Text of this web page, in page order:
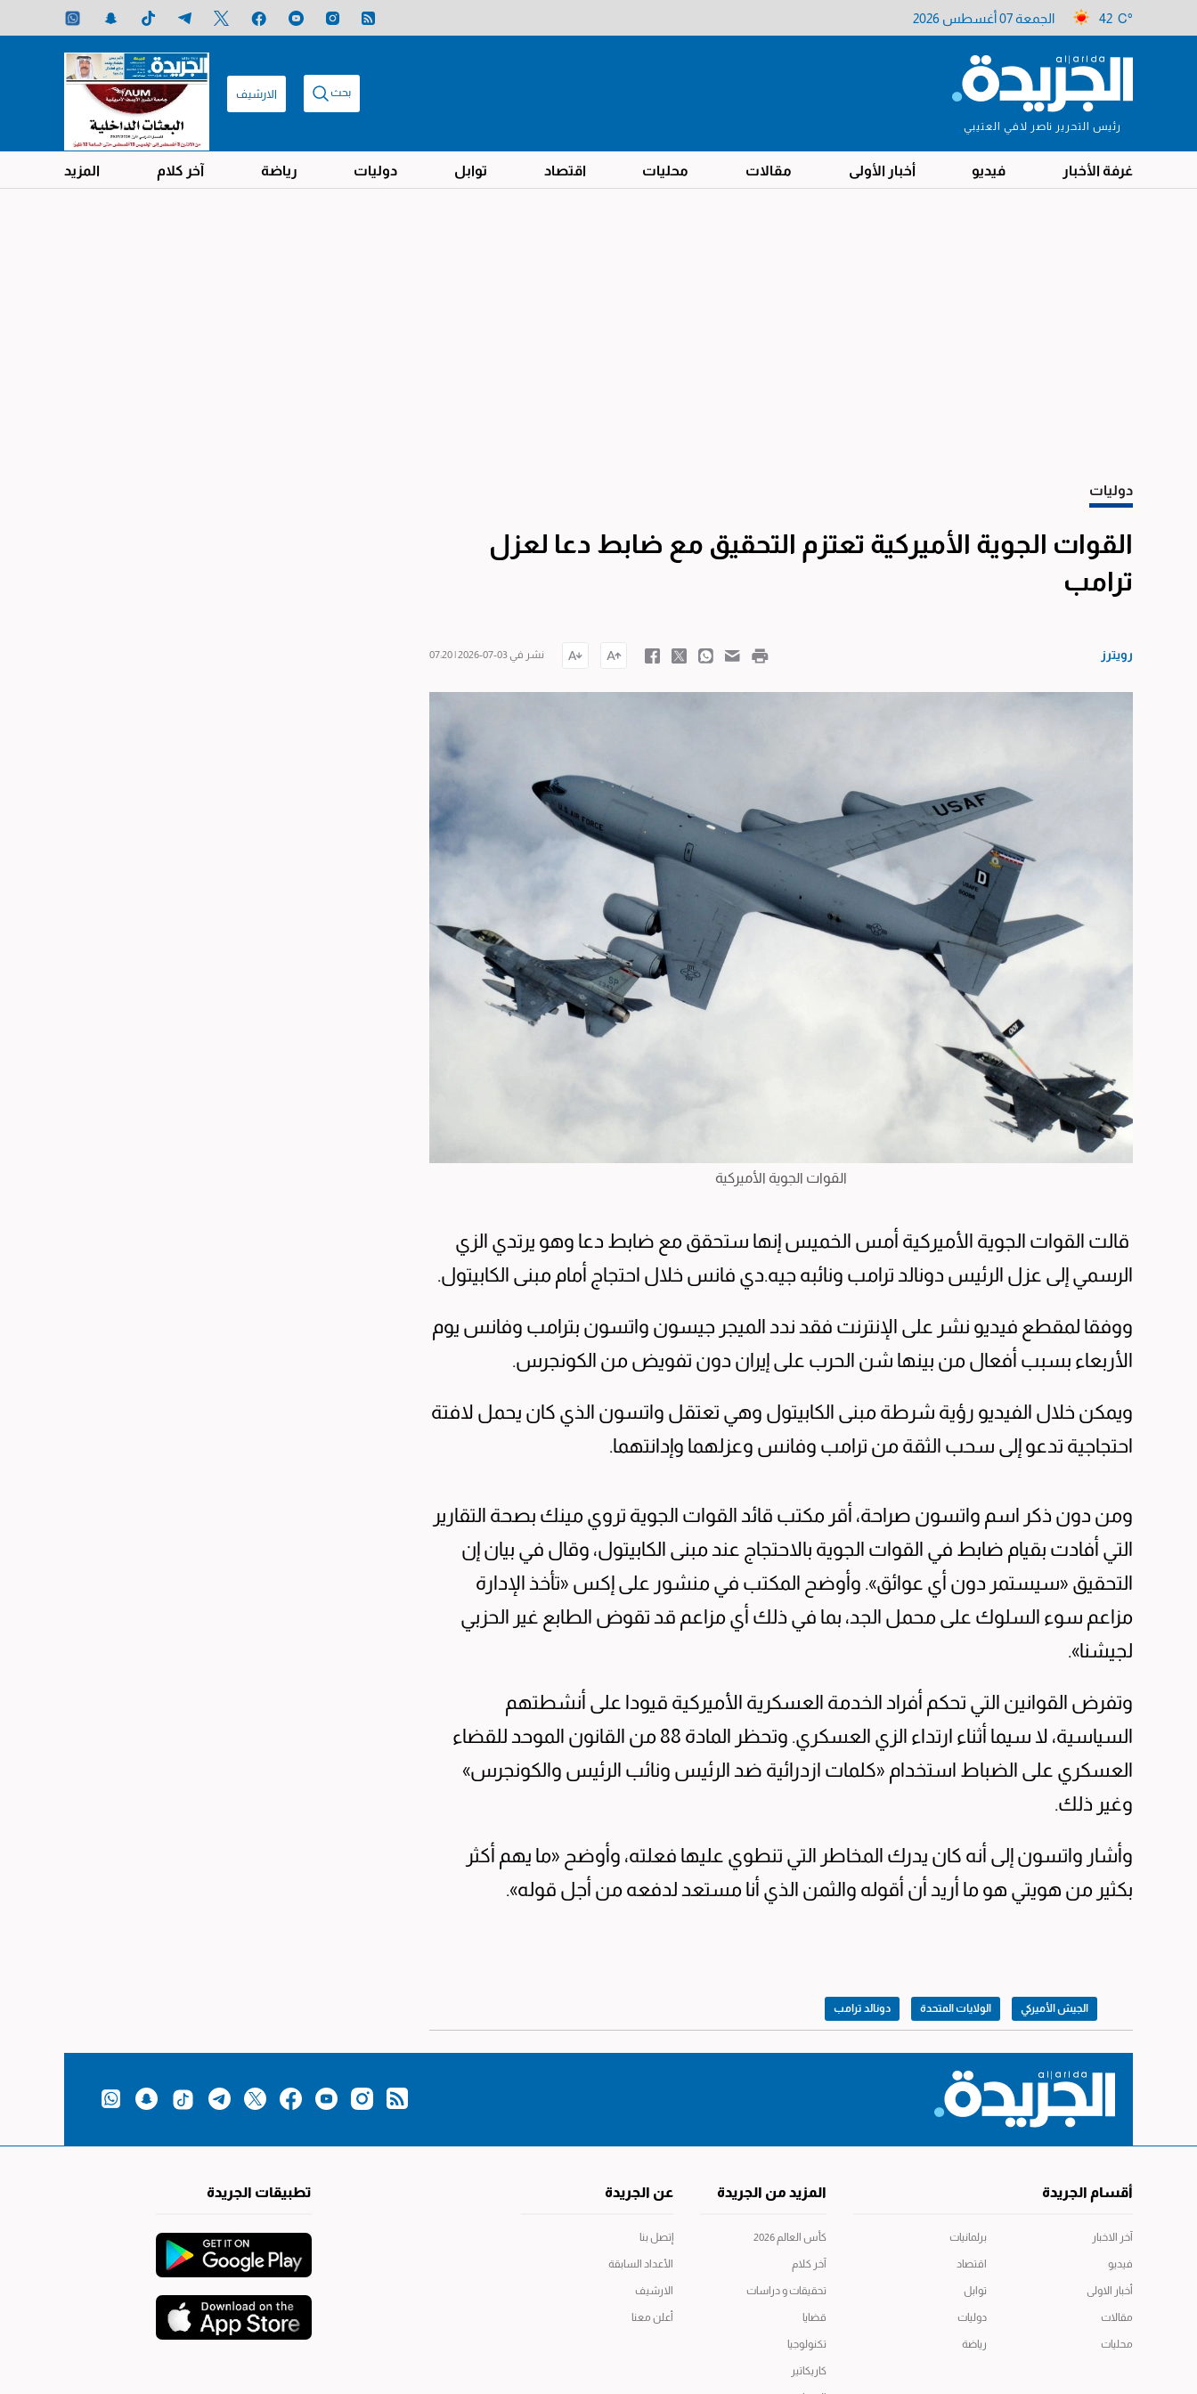
42 C° الجمعة 07 أغسطس 2026
رئيس التحرير ناصر لافي العتيبي
بحث الارشيف
غرفة الأخبار فيديو أخبار الأولى مقالات محليات اقتصاد توابل دوليات رياضة آخر كلام المزيد
دوليات
القوات الجوية الأميركية تعتزم التحقيق مع ضابط دعا لعزل
ترامب
رويترز نشر في 03-07-2026 | 07:20
القوات الجوية الأميركية
قالت القوات الجوية الأميركية أمس الخميس إنها ستحقق مع ضابط دعا وهو يرتدي الزي
الرسمي إلى ⁠عزل الرئيس دونالد ترامب ونائبه جيه.دي فانس خلال احتجاج ⁠أمام مبنى الكابيتول.
ووفقا لمقطع فيديو نشر على الإنترنت فقد ندد الميجر جيسون واتسون ‌بترامب وفانس يوم
​الأربعاء بسبب أفعال من بينها شن الحرب على إيران ‌دون ​تفويض من الكونجرس.
ويمكن خلال الفيديو رؤية ‌شرطة مبنى الكابيتول وهي ‌تعتقل واتسون الذي كان يحمل لافتة
احتجاجية تدعو إلى سحب الثقة من ترامب وفانس وعزلهما وإدانتهما.
ومن دون ذكر ​اسم واتسون صراحة، أقر مكتب قائد القوات الجوية تروي مينك بصحة التقارير
التي أفادت بقيام ضابط ​في القوات الجوية بالاحتجاج عند مبنى الكابيتول، ‌وقال في بيان إن
التحقيق «سيستمر دون أي عوائق». وأوضح المكتب في منشور على إكس «تأخذ الإدارة
مزاعم سوء السلوك على محمل الجد، بما في ذلك أي مزاعم قد تقوض الطابع غير الحزبي
لجيشنا».
وتفرض القوانين ⁠التي تحكم أفراد الخدمة العسكرية الأميركية قيودا على أنشطتهم
السياسية، لا سيما أثناء ارتداء الزي العسكري. وتحظر ⁠المادة ‌88 من القانون الموحد للقضاء
العسكري على ​الضباط استخدام «كلمات ازدرائية ضد ‌الرئيس ونائب الرئيس ​والكونجرس»
⁠وغير ذلك.
وأشار ​واتسون إلى أنه كان ‌يدرك المخاطر التي تنطوي عليها فعلته، وأوضح «ما يهم أكثر
بكثير من هويتي هو ما أريد أن أقوله والثمن الذي أنا مستعد لدفعه من أجل قوله».
الجيش الأميركي الولايات المتحدة دونالد ترامب
أقسام الجريدة
آخر الاخبار
فيديو
أخبار الاولى
مقالات
محليات
برلمانيات
اقتصاد
توابل
دوليات
رياضة
المزيد من الجريدة
كأس العالم 2026
آخر كلام
تحقيقات و دراسات
قضايا
تكنولوجيا
كاريكاتير
عن الجريدة
إتصل بنا
الأعداد السابقة
الارشيف
أعلن معنا
تطبيقات الجريدة